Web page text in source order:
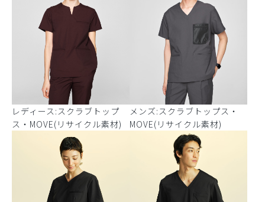
レディース:スクラブトップ
ス・MOVE(リサイクル素材)
メンズ:スクラブトップス・
MOVE(リサイクル素材)